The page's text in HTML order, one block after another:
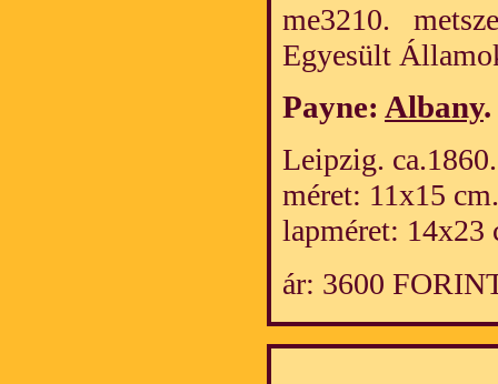
me3210.
Egyesült
Payne: Albany.
Leipzig.
méret: 11x15 cm.
lapméret: 14x23
ár: 3600